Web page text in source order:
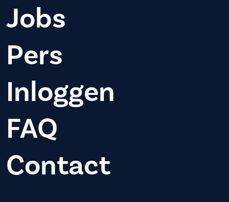
Jobs
Pers
Inloggen
FAQ
Contact